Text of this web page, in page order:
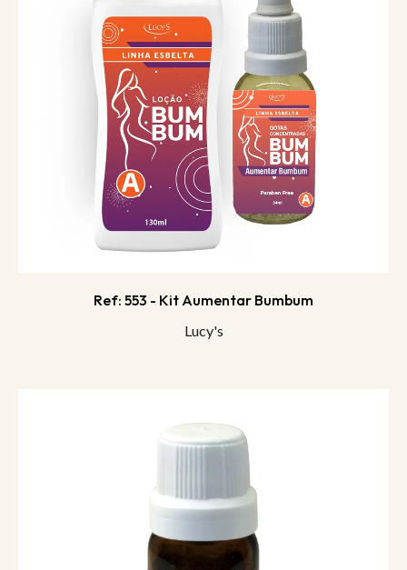
Ref: 553 - Kit Aumentar Bumbum
Lucy's